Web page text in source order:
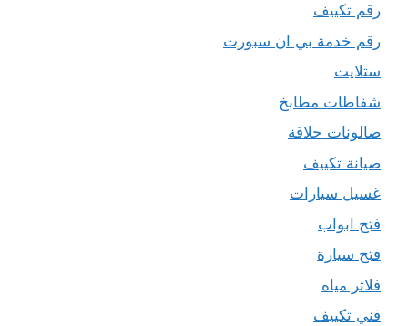
رقم تكييف
رقم خدمة بي ان سبورت
ستلايت
شفاطات مطابخ
صالونات حلاقة
صيانة تكييف
غسيل سيارات
فتح ابواب
فتح سيارة
فلاتر مياه
فني تكييف